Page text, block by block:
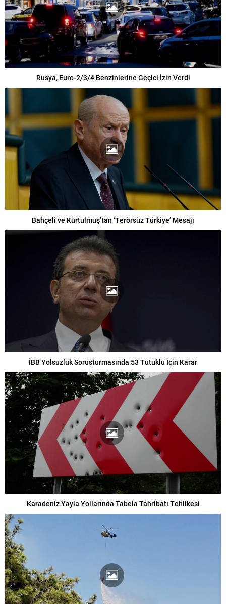
Rusya, Euro-2/3/4 Benzinlerine Geçici İzin Verdi
Bahçeli ve Kurtulmuş’tan ‘Terörsüz Türkiye’ Mesajı
İBB Yolsuzluk Soruşturmasında 53 Tutuklu İçin Karar
Karadeniz Yayla Yollarında Tabela Tahribatı Tehlikesi